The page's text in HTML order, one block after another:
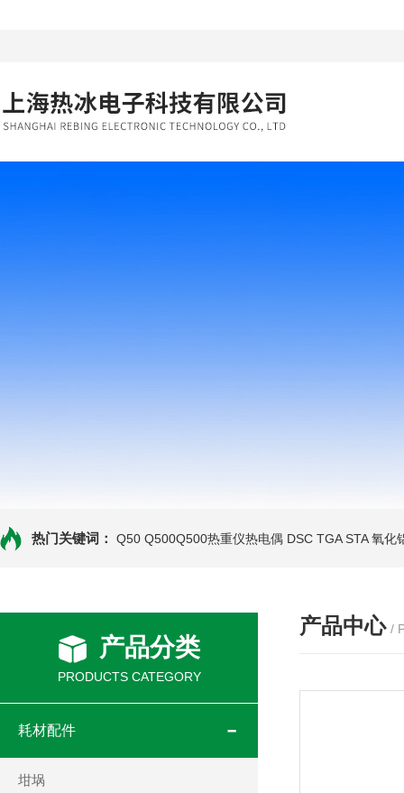
热门关键词： Q50 Q500Q500热重仪热电偶 DSC TGA STA 氧化
产品分类
PRODUCTS CATEGORY
耗材配件
坩埚
产品中心 /